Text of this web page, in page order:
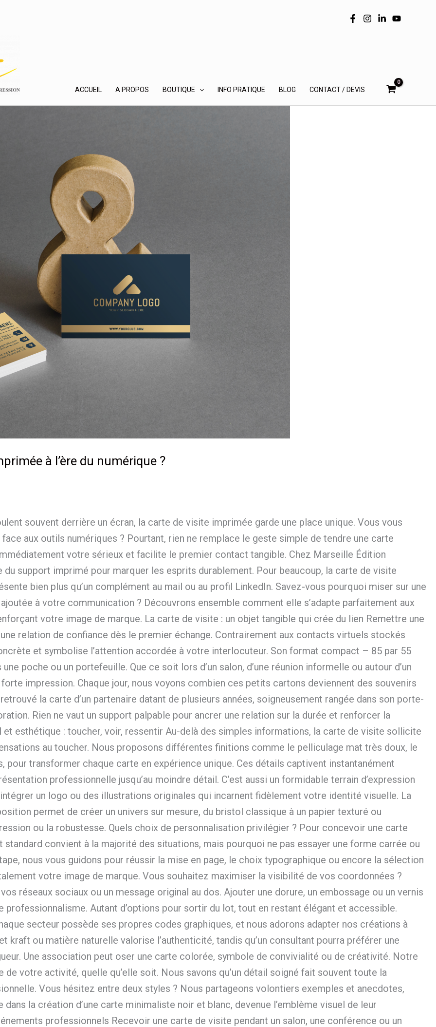
ACCUEIL A PROPOS BOUTIQUE INFO PRATIQUE BLOG CONTACT / DEVIS
à l’ère du numérique ?
souvent derrière un écran, la carte de visite imprimée garde une place unique. Vous vous
aux outils numériques ? Pourtant, rien ne remplace le geste simple de tendre une carte
votre sérieux et facilite le premier contact tangible. Chez Marseille Édition
support imprimé pour marquer les esprits durablement. Pour beaucoup, la carte de visite
bien plus qu’un complément au mail ou au profil LinkedIn. Savez-vous pourquoi miser sur une
à votre communication ? Découvrons ensemble comment elle s’adapte parfaitement aux
votre image de marque. La carte de visite : un objet tangible qui crée du lien Remettre une
relation de confiance dès le premier échange. Contrairement aux contacts virtuels stockés
et symbolise l’attention accordée à votre interlocuteur. Son format compact – 85 par 55
poche ou un portefeuille. Que ce soit lors d’un salon, d’une réunion informelle ou autour d’un
impression. Chaque jour, nous voyons combien ces petits cartons deviennent des souvenirs
la carte d’un partenaire datant de plusieurs années, soigneusement rangée dans son porte-
Rien ne vaut un support palpable pour ancrer une relation sur la durée et renforcer la
et esthétique : toucher, voir, ressentir Au-delà des simples informations, la carte de visite sollicite
au toucher. Nous proposons différentes finitions comme le pelliculage mat très doux, le
transformer chaque carte en expérience unique. Ces détails captivent instantanément
professionnelle jusqu’au moindre détail. C’est aussi un formidable terrain d’expression
un logo ou des illustrations originales qui incarnent fidèlement votre identité visuelle. La
permet de créer un univers sur mesure, du bristol classique à un papier texturé ou
ou la robustesse. Quels choix de personnalisation privilégier ? Pour concevoir une carte
convient à la majorité des situations, mais pourquoi ne pas essayer une forme carrée ou
nous vous guidons pour réussir la mise en page, le choix typographique ou encore la sélection
votre image de marque. Vous souhaitez maximiser la visibilité de vos coordonnées ?
réseaux sociaux ou un message original au dos. Ajouter une dorure, un embossage ou un vernis
Autant d’options pour sortir du lot, tout en restant élégant et accessible.
secteur possède ses propres codes graphiques, et nous adorons adapter nos créations à
kraft ou matière naturelle valorise l’authenticité, tandis qu’un consultant pourra préférer une
Une association peut oser une carte colorée, symbole de convivialité ou de créativité. Notre
votre activité, quelle qu’elle soit. Nous savons qu’un détail soigné fait souvent toute la
Vous hésitez entre deux styles ? Nous partageons volontiers exemples et anecdotes,
la création d’une carte minimaliste noir et blanc, devenue l’emblème visuel de leur
professionnels Recevoir une carte de visite pendant un salon, une conférence ou un